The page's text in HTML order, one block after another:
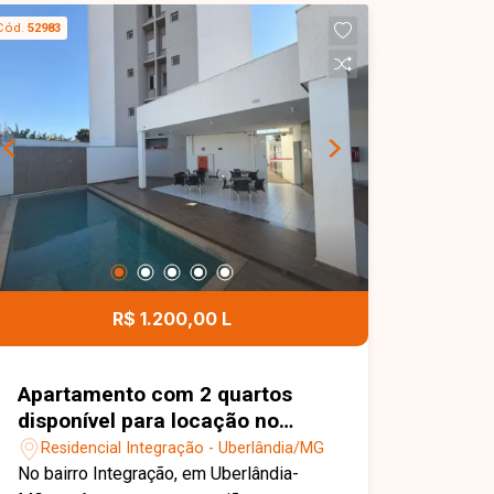
fachada. Imovel possui habite-se
comercial.
52983
R$ 1.200,00 L
Apartamento com 2 quartos
disponível para locação no
bairro Integração em
Uberlândia-MG
Residencial Integração - Uberlândia/MG
No bairro Integração, em Uberlândia-